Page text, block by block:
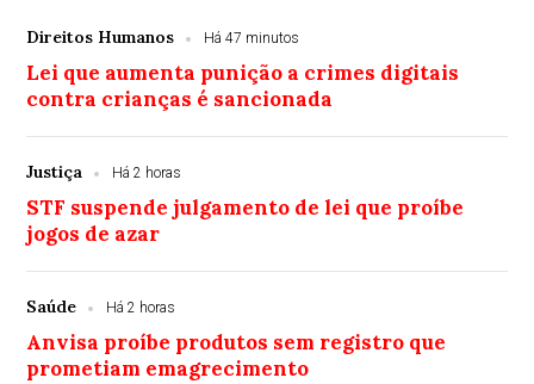
Direitos Humanos Há 47 minutos
Lei que aumenta punição a crimes digitais
contra crianças é sancionada
Justiça Há 2 horas
STF suspende julgamento de lei que proíbe
jogos de azar
Saúde Há 2 horas
Anvisa proíbe produtos sem registro que
prometiam emagrecimento